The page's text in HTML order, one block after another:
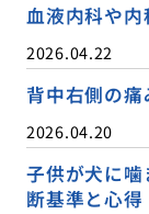
血液内科や
2026.04.22
背中右側の
2026.04.20
子供が犬に
断基準と心得